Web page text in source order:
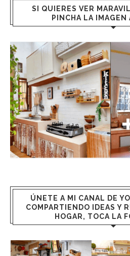
SI QUIERES VER
PINCHA LA IMAGEN
ÚNETE A MI CANAL DE
COMPARTIENDO IDEAS Y
HOGAR, TOCA LA